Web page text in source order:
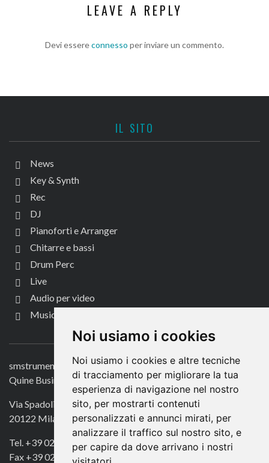
Noi usiamo i cookies
Noi usiamo i cookies e altre tecniche
di tracciamento per migliorare la tua
esperienza di navigazione nel nostro
sito, per mostrarti contenuti
personalizzati e annunci mirati, per
analizzare il traffico sul nostro sito, e
per capire da dove arrivano i nostri
LEAVE A REPLY
Devi essereconnesso per inviare un commento.
IL SITO
News
Key & Synth
Rec
DJ
Pianoforti e Arranger
Chitarre e bassi
Drum Perc
Live
Audio per video
Music Life
CONTATTACI
smstrumentimusicali.it
Quine Business Publisher
Via Spadolini 7
20122 Milano
Tel. +39 02 49756990
Fax +39 02 72016740